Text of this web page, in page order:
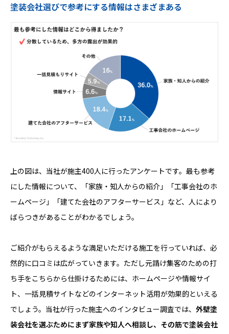
塗装会社選びで参考にする情報はさまざまある
上の図は、当社が施主400人に行ったアンケートです。最も参考
にした情報について、「家族・知人からの紹介」「工事会社のホ
ームページ」「建てた会社のアフターサービス」など、人により
ばらつきがあることがわかるでしょう。
ご紹介がもらえるような満足いただける施工を行っていれば、必
然的に口コミは広がっていきます。ただし元請け集客のための打
ち手をこちらから仕掛けるためには、ホームページや情報サイ
ト、一括見積サイトなどのインターネット活用が効果的といえる
でしょう。当社が行った施主へのインタビュー調査では、 外壁塗
装会社を選ぶためにまず家族や知人へ相談し、その筋で塗装会社